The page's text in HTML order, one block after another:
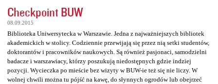
Checkpoint BUW
08.09.2015
Biblioteka Uniwersytecka w Warszawie. Jedna z najważniejszych bibliotek
akademickich w stolicy. Codziennie przewijają się przez nią setki studentów,
doktorantów i pracowników naukowych. Są również pasjonaci, samodzielni
badacze i warszawiacy, którzy poszukują niedostępnych gdzie indziej
pozycji. Wycieczka po mieście bez wizyty w BUW-ie też się nie liczy. W
wolnej chwili można tu pójść na kawę, do słynnych ogrodów lub obejrzeć